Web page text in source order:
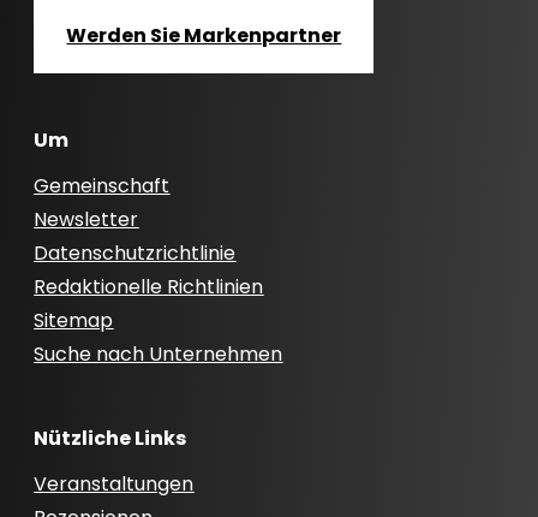
Werden Sie Markenpartner
Um
Gemeinschaft
Newsletter
Datenschutzrichtlinie
Redaktionelle Richtlinien
Sitemap
Suche nach Unternehmen
Nützliche Links
Veranstaltungen